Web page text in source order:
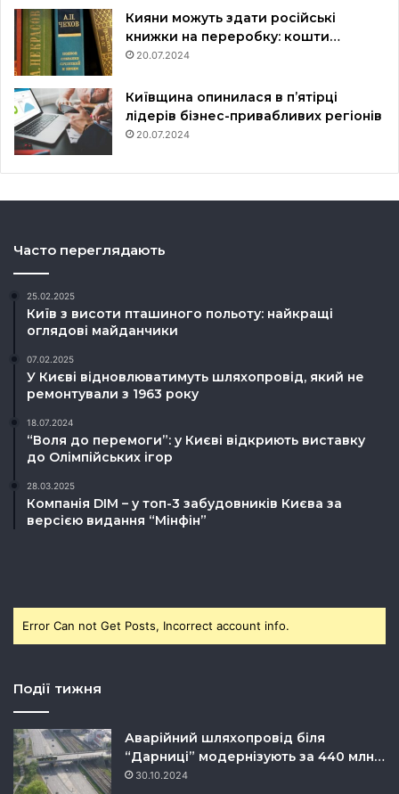
Кияни можуть здати російські
книжки на переробку: кошти…
20.07.2024
Київщина опинилася в пʼятірці
лідерів бізнес-привабливих регіонів
20.07.2024
Часто переглядають
25.02.2025
Київ з висоти пташиного польоту: найкращі
оглядові майданчики
07.02.2025
У Києві відновлюватимуть шляхопровід, який не
ремонтували з 1963 року
18.07.2024
“Воля до перемоги”: у Києві відкриють виставку
до Олімпійських ігор
28.03.2025
Компанія DIM – у топ-3 забудовників Києва за
версією видання “Мінфін”
Error Can not Get Posts, Incorrect account info.
Події тижня
Аварійний шляхопровід біля
“Дарниці” модернізують за 440 млн…
30.10.2024